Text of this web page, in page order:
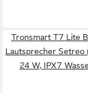
Tronsmart T7 Lite
Lautsprecher Setreo
24 W, IPX7